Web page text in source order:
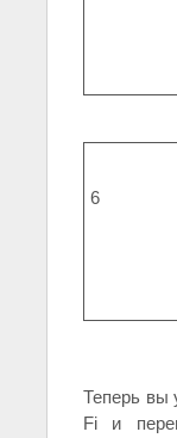
6
Теперь вы
Fi и